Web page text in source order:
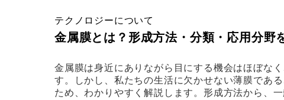
テクノロジーについて
金属膜とは？形成方法・分類・応用分野
金属膜は身近にありながら目にする機会はほぼな
す。しかし、私たちの生活に欠かせない薄膜であ
ため、わかりやすく解説します。形成方法から、